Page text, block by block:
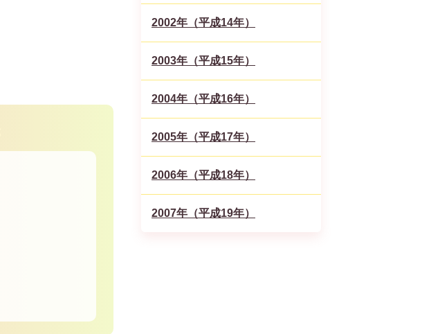
2002年（平成14年）
2003年（平成15年）
2004年（平成16年）
2005年（平成17年）
2006年（平成18年）
2007年（平成19年）